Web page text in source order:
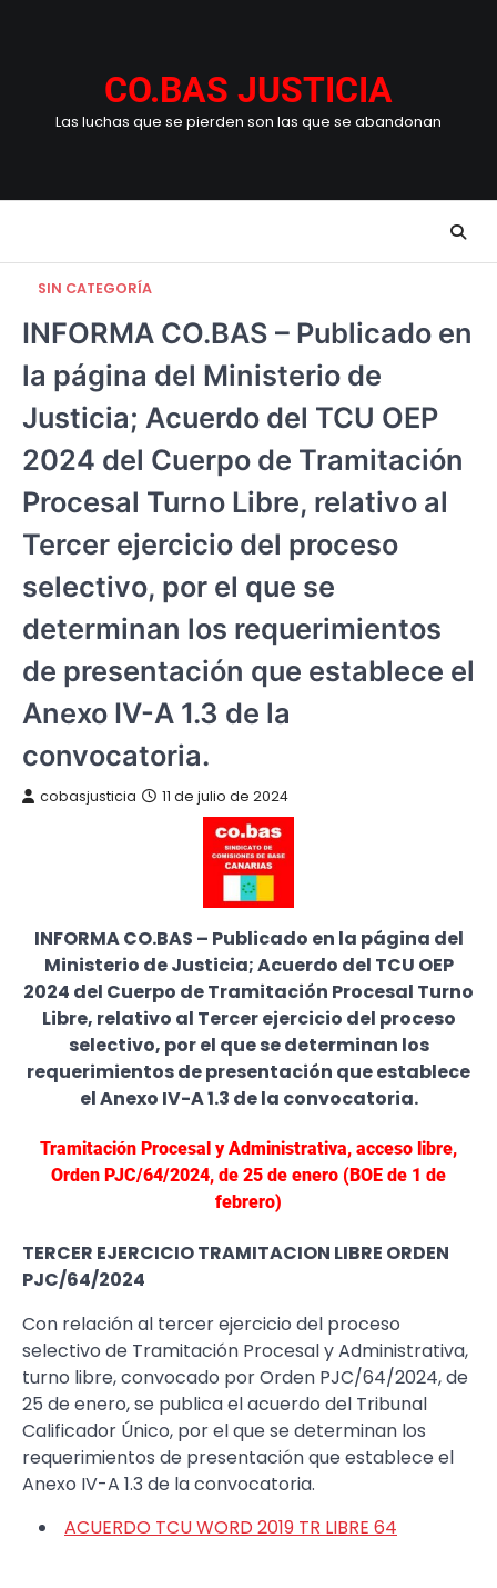
CO.BAS JUSTICIA
Las luchas que se pierden son las que se abandonan
SIN CATEGORÍA
INFORMA CO.BAS – Publicado en
la página del Ministerio de
Justicia; Acuerdo del TCU OEP
2024 del Cuerpo de Tramitación
Procesal Turno Libre, relativo al
Tercer ejercicio del proceso
selectivo, por el que se
determinan los requerimientos
de presentación que establece el
Anexo IV-A 1.3 de la
convocatoria.
cobasjusticia 11 de julio de 2024
INFORMA CO.BAS – Publicado en la página del
Ministerio de Justicia; Acuerdo del TCU OEP
2024 del Cuerpo de Tramitación Procesal Turno
Libre, relativo al Tercer ejercicio del proceso
selectivo, por el que se determinan los
requerimientos de presentación que establece
el Anexo IV-A 1.3 de la convocatoria.
Tramitación Procesal y Administrativa, acceso libre,
Orden PJC/64/2024, de 25 de enero (BOE de 1 de
febrero)
TERCER EJERCICIO TRAMITACION LIBRE ORDEN
PJC/64/2024
​Con relación al tercer ejercicio del proceso
selectivo de Tramitación Procesal y Administrativa,
turno libre, convocado por Orden PJC/64/2024, de
25 de enero, se publica el acuerdo del Tribunal
Calificador Único, por el que se determinan los
requerimientos de presentación que establece el
Anexo IV-A 1.3 de la convocatoria.
ACUERDO TCU WORD 2019 TR LIBRE 64